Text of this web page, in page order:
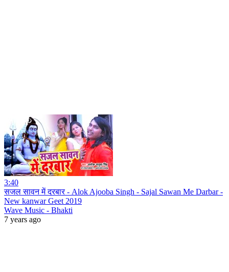
3:40
सजल सावन में दरबार - Alok Ajooba Singh - Sajal Sawan Me Darbar -
New kanwar Geet 2019
Wave Music - Bhakti
7 years ago